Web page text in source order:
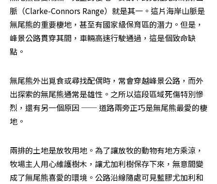
脈（Clarke-Connors Range）就是其一。這片海岸山脈是
無尾熊的重要棲地，甚至有國家級保育區的潛力。但是，
峰景公路貫穿其間，車輛高速行駛通過，這是個致命缺
點。
無尾熊外出覓食或尋找配偶時，常會穿越峰景公路，而外
出探索的無尾熊通常是雄性。之所以這段區域死傷特別慘
烈，還有另一個原因 ── 道路兩旁正巧是無尾熊最愛的棲
地。
兩排的土地是放牧用地。為了讓放牧的動物有地方乘涼，
牧場主人用心維護樹木，讓尤加利樹保存下來，無意間變
成了無尾熊喜愛的環境。公路沿線隨處可見藍膠尤加利和